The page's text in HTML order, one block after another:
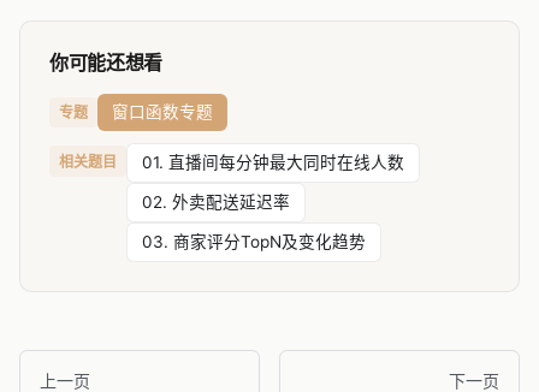
你可能还想看
专题 窗口函数专题
相关题目 01. 直播间每分钟最大同时在线人数
02. 外卖配送延迟率
03. 商家评分TopN及变化趋势
上一页 下一页